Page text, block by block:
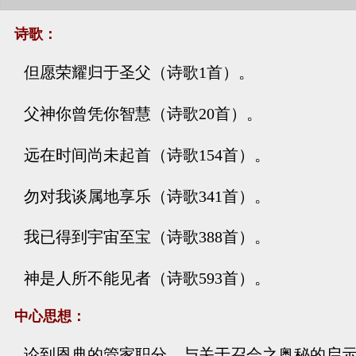
诗歌：
但愿荣耀归于圣父（诗歌1首）。
父神你曾凭你智慧（诗歌20首）。
远在时间尚未起首（诗歌154首）。
勿对我谈属地享乐（诗歌341首）。
我已得到宇宙至宝（诗歌388首）。
神是人所不能见者（诗歌593首）。
中心思想：